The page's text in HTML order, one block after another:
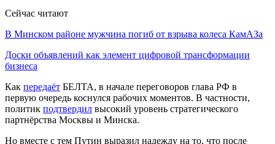
Сейчас читают
В Минском районе мужчина погиб от взрыва колеса КамАЗа
Доски объявлений как элемент цифровой трансформации
бизнеса
Как передаёт БЕЛТА, в начале переговоров глава РФ в
первую очередь коснулся рабочих моментов. В частности,
политик подтвердил высокий уровень стратегического
партнёрства Москвы и Минска.
Но вместе с тем Путин выразил надежду на то, что после